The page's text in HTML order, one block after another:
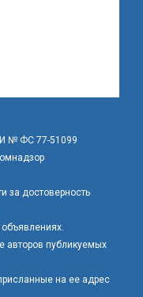
№ ФС 77-51099
за достоверность
авторов публикуемых
на ее адрес